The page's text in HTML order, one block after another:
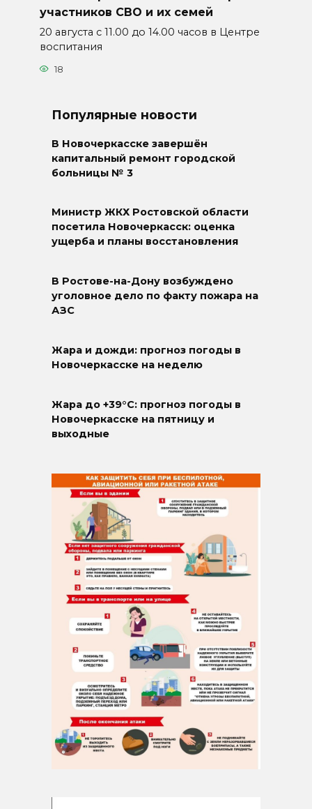
участников СВО и их семей
20 августа с 11.00 до 14.00 часов в Центре
воспитания
18
Популярные новости
В Новочеркасске завершён
капитальный ремонт городской
больницы № 3
Министр ЖКХ Ростовской области
посетила Новочеркасск: оценка
ущерба и планы восстановления
В Ростове-на-Дону возбуждено
уголовное дело по факту пожара на
АЗС
Жара и дожди: прогноз погоды в
Новочеркасске на неделю
Жара до +39°C: прогноз погоды в
Новочеркасске на пятницу и
выходные